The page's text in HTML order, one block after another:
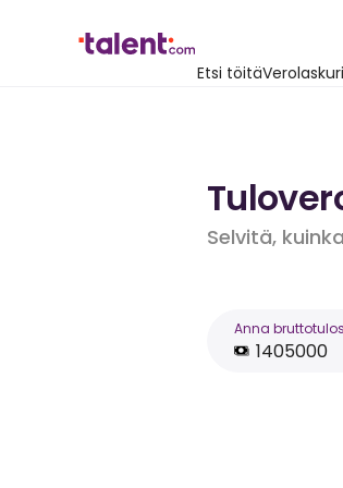
Etsi töitäVerolaskuri
Selvitä,
Anna